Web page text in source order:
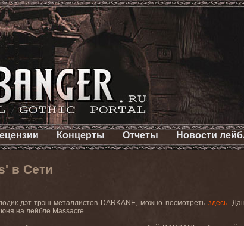
Концерты Отчеты Новости
в Сети
дэт-трэш-металлистов DARKANE, можно посмотреть здесь.
на лейбле Massacre.